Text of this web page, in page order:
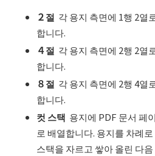
２절 각 용지 측면에 1행 2열
합니다.
４절 각 용지 측면에 2행 2열
합니다.
８절 각 용지 측면에 2행 4열
합니다.
컷 스택 용지에 PDF 문서 페
로 배열합니다. 용지를 차례
스택을 자르고 쌓아 올린 다